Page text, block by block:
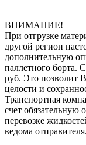
ВНИМАНИЕ!
При отгрузке
другой регион
дополнительную
паллетного борта.
руб. Это позволит
целости и
Транспортная
счет обязательную
перевозке
ведома отправителя.